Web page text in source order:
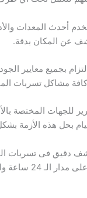
أحدث المعدات
عن المكان بدقة.
بجميع معايير
مشاكل تسربات
للجهات المختصة
بحل هذه الأزمة
دقيق فى تسربات
نقوم بتقديم